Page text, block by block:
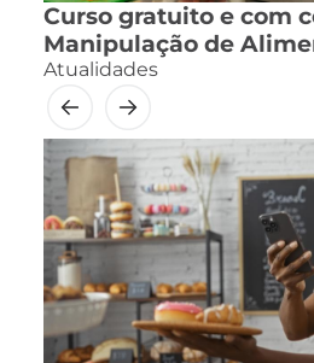
Curso gratuito e com
Manipulação de
Atualidades